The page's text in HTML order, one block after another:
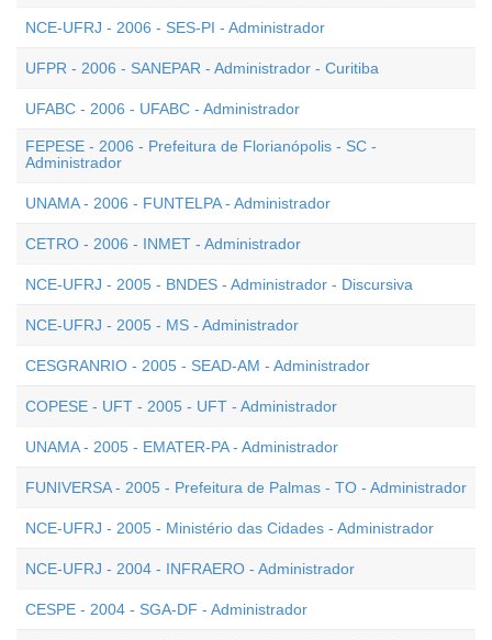
NCE-UFRJ - 2006 - SES-PI - Administrador
UFPR - 2006 - SANEPAR - Administrador - Curitiba
UFABC - 2006 - UFABC - Administrador
FEPESE - 2006 - Prefeitura de Florianópolis - SC -
Administrador
UNAMA - 2006 - FUNTELPA - Administrador
CETRO - 2006 - INMET - Administrador
NCE-UFRJ - 2005 - BNDES - Administrador - Discursiva
NCE-UFRJ - 2005 - MS - Administrador
CESGRANRIO - 2005 - SEAD-AM - Administrador
COPESE - UFT - 2005 - UFT - Administrador
UNAMA - 2005 - EMATER-PA - Administrador
FUNIVERSA - 2005 - Prefeitura de Palmas - TO - Administrador
NCE-UFRJ - 2005 - Ministério das Cidades - Administrador
NCE-UFRJ - 2004 - INFRAERO - Administrador
CESPE - 2004 - SGA-DF - Administrador